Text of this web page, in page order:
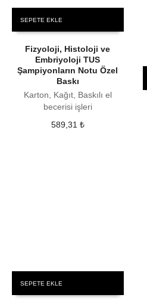
SEPETE EKLE
Fizyoloji, Histoloji ve
Embriyoloji TUS
Şampiyonların Notu Özel
Baskı
Karton, Kağıt, Baskılı el
becerisi işleri
589,31 ₺
SEPETE EKLE